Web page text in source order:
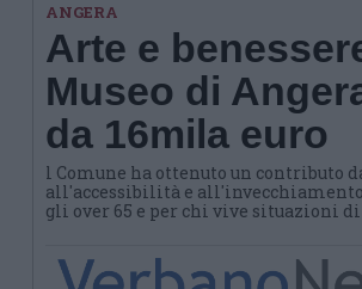
ANGERA
Arte e
Museo di
da 16mila euro
l Comune ha ottenuto un contributo
all'accessibilità e
gli over 65 e per chi vive situazioni